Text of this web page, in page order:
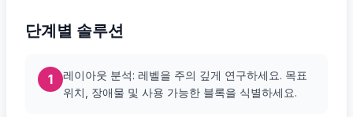
단계별 솔루션
1
레이아웃 분석: 레벨을 주의 깊게 연구하세요. 목표
위치, 장애물 및 사용 가능한 블록을 식별하세요.